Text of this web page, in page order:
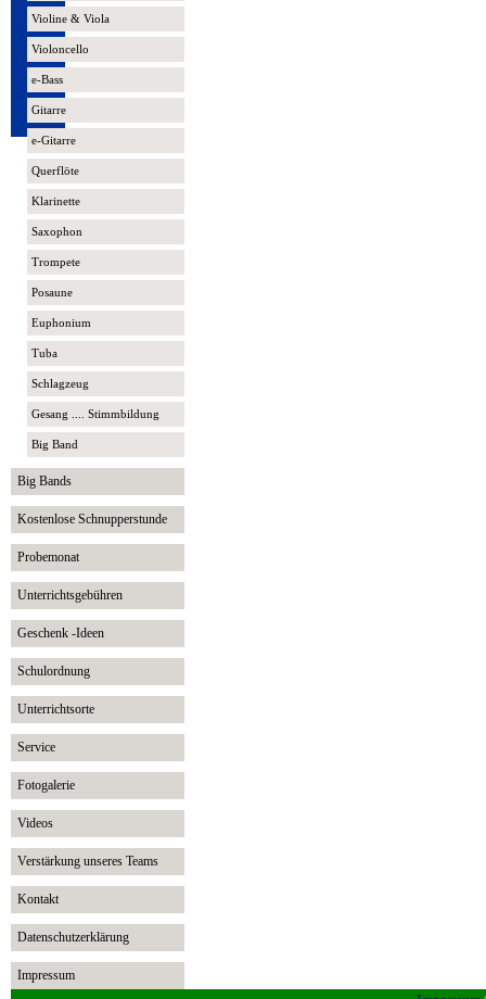
Violine & Viola
Violoncello
e-Bass
Gitarre
e-Gitarre
Querflöte
Klarinette
Saxophon
Trompete
Posaune
Euphonium
Tuba
Schlagzeug
Gesang .... Stimmbildung
Big Band
Big Bands
Kostenlose Schnupperstunde
Probemonat
Unterrichtsgebühren
Geschenk -Ideen
Schulordnung
Unterrichtsorte
Service
Fotogalerie
Videos
Verstärkung unseres Teams
Kontakt
Datenschutzerklärung
Impressum